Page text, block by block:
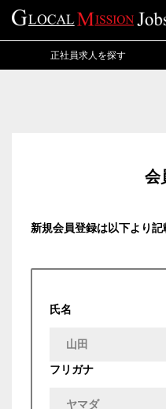
正社員求人を探す
会
新規会員登録は以下より記
氏名
フリガナ